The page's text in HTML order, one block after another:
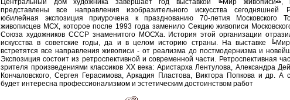
Центральный дом художника завершает год выставкой ╚Мир живописи╩,
представлены все направления изобразительного искусства сегодняшней
юбилейная экспозиция приурочена к празднованию 70-летия Московского
живописцев МСХ, которое после 1993 года заменило Секцию живописи
Союза художников СССР знаменитого МОСХа. История этой организации
искусства в советские годы, да и в целом историю страны. На выставке
встретятся все направления живописи - от реализма до постмодернизма и
Экспозиция состоит из ретроспективной и современной части. Ретроспективная
зрителя произведениями классиков XX века: Аристарха Лентулова, Александра
Кончаловского, Сергея Герасимова, Аркадия Пластова, Виктора Попкова и др. А
будет интересна профессионализмом и эстетическим достоинством работ